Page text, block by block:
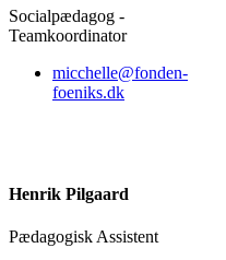
Socialpædagog -
Teamkoordinator
micchelle@fonden-
foeniks.dk
Henrik Pilgaard
Pædagogisk Assistent